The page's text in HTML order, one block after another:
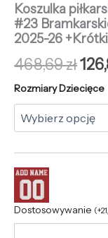
Koszulka
#23
2025-26
468,69zł
Rozmiary Dziecięce
Dostosowywanie (+